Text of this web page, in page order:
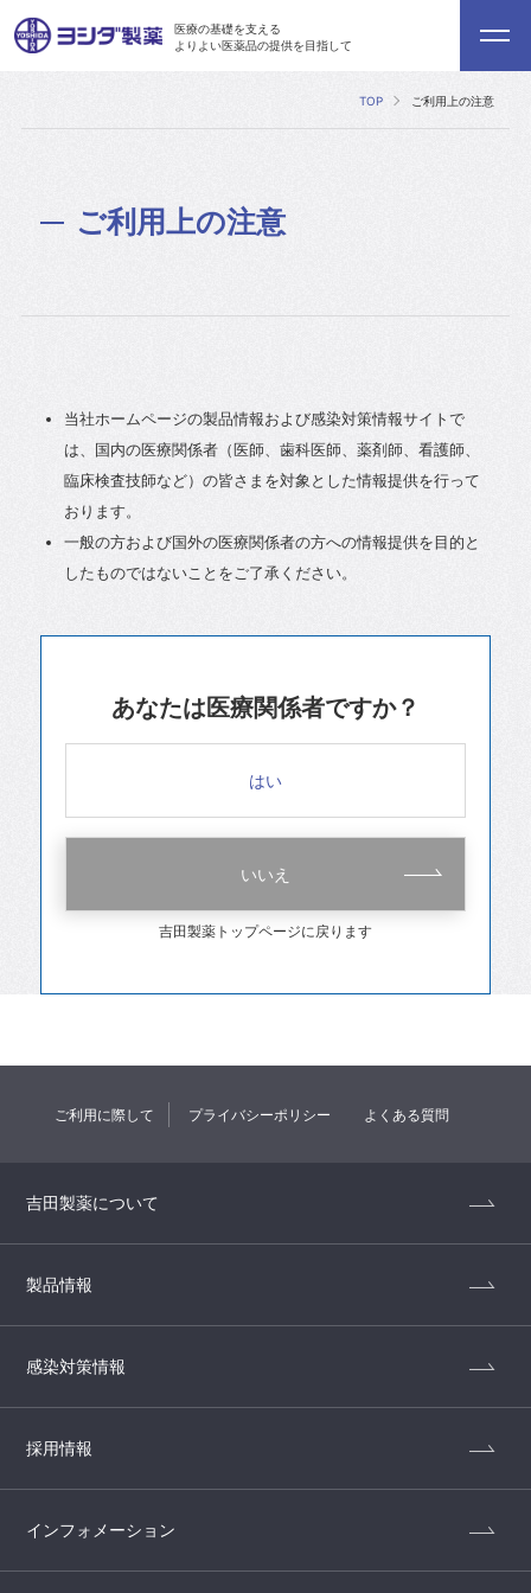
医療の基礎を支える
よりよい医薬品の提供を目指して
TOP ご利用上の注意
ご利用上の注意
当社ホームページの製品情報および感染対策情報サイトで
は、国内の医療関係者（医師、歯科医師、薬剤師、看護師、
臨床検査技師など）の皆さまを対象とした情報提供を行って
おります。
一般の方および国外の医療関係者の方への情報提供を目的と
したものではないことをご了承ください。
あなたは医療関係者ですか？
はい
いいえ
吉田製薬トップページに戻ります
ご利用に際して プライバシーポリシー よくある質問
吉田製薬について
製品情報
感染対策情報
採用情報
インフォメーション